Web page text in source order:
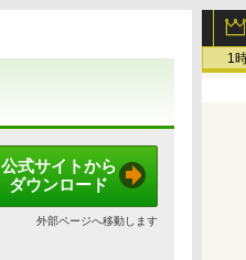
1
公式サイトから
ダウンロード
外部ページへ移動します